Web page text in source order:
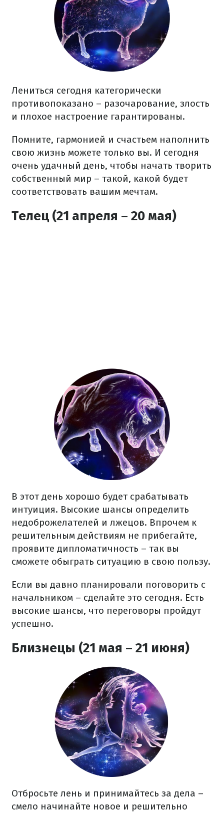
Лениться сегодня категорически
противопоказано – разочарование, злость
и плохое настроение гарантированы.
Помните, гармонией и счастьем наполнить
свою жизнь можете только вы. И сегодня
очень удачный день, чтобы начать творить
собственный мир – такой, какой будет
соответствовать вашим мечтам.
Телец (21 апреля – 20 мая)
В этот день хорошо будет срабатывать
интуиция. Высокие шансы определить
недоброжелателей и лжецов. Впрочем к
решительным действиям не прибегайте,
проявите дипломатичность – так вы
сможете обыграть ситуацию в свою пользу.
Если вы давно планировали поговорить с
начальником – сделайте это сегодня. Есть
высокие шансы, что переговоры пройдут
успешно.
Близнецы (21 мая – 21 июня)
Отбросьте лень и принимайтесь за дела –
смело начинайте новое и решительно